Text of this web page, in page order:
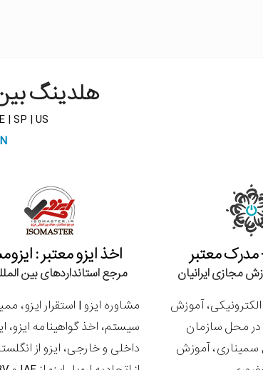
هلدینگ
| SP | US
اخذ ایزو معتبر :
مرجع استانداردهای بین
مشاوره ایزو | استقرار ایزو،
سیستم، اخذ گواهینامه ایزو،
داخلی و خارجی، ایزو از
معتبر
مجازی ایرانیان
آموزش
محل سازمان
آموزش